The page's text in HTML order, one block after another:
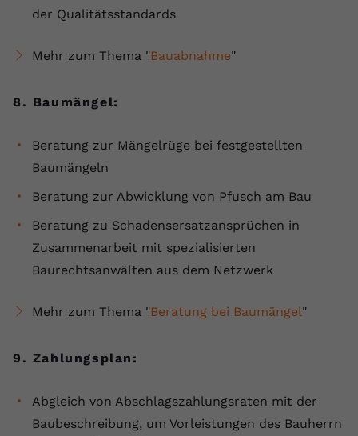
der Qualitätsstandards
Mehr zum Thema "Bauabnahme"
8. Baumängel:
Beratung zur Mängelrüge bei festgestellten
Baumängeln
Beratung zur Abwicklung von Pfusch am Bau
Beratung zu Schadensersatzansprüchen in
Zusammenarbeit mit spezialisierten
Baurechtsanwälten aus dem Netzwerk
Mehr zum Thema "Beratung bei Baumängel"
9. Zahlungsplan:
Abgleich von Abschlagszahlungsraten mit der
Baubeschreibung, um Vorleistungen des Bauherrn